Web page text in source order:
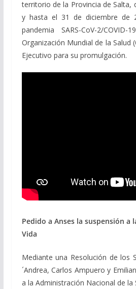
territorio de la Provincia de Salta,
y hasta el 31 de diciembre de
pandemia SARS-CoV-2/
Organización Mundial de la Salud
Ejecutivo para su promulgación.
Pedido a Anses la suspensión a
Vida
Mediante una Resolución de los
´Andrea, Carlos Ampuero y
a la Administración Nacional de la